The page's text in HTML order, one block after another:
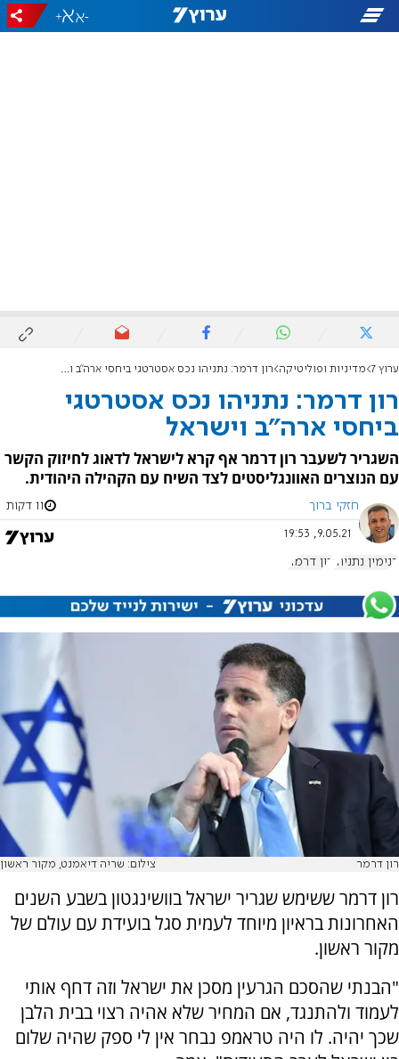
-
+
ערוץ 7 מדיניות ופוליטיקה רון דרמר: נתניהו נכס אסטרטגי ביחסי ארה"ב וישראל
רון דרמר: נתניהו נכס אסטרטגי
ביחסי ארה"ב וישראל
השגריר לשעבר רון דרמר אף קרא לישראל לדאוג לחיזוק הקשר
עם הנוצרים האוונגליסטים לצד השיח עם הקהילה היהודית.
חזקי ברוך 11 דקות
9.05.21, 19:53
בנימין נתניהו רון דרמר
רון דרמר צילום: שריה דיאמנט, מקור ראשון
רון דרמר ששימש שגריר ישראל בוושינגטון בשבע השנים
האחרונות בראיון מיוחד לעמית סגל בועידת עם עולם של
מקור ראשון.
"הבנתי שהסכם הגרעין מסכן את ישראל וזה דחף אותי
לעמוד ולהתנגד, אם המחיר שלא אהיה רצוי בבית הלבן
שכך יהיה. לו היה טראמפ נבחר אין לי ספק שהיה שלום